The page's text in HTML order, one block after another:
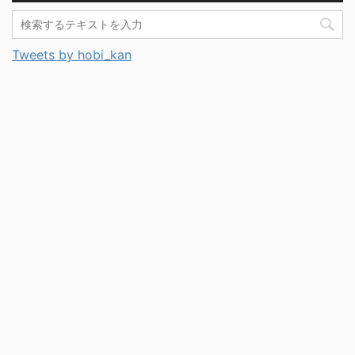
Tweets by hobi_kan